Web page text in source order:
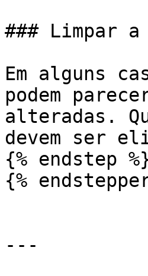
### Limpar a
Em alguns
podem
alteradas.
devem ser
{% endstep
{%
---